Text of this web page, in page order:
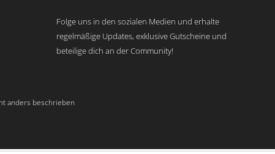
Folge uns in den sozialen Medien und erhalte
regelmäßige Updates, exklusive Gutscheine und
beteilige dich an der Community!
anders beschrieben